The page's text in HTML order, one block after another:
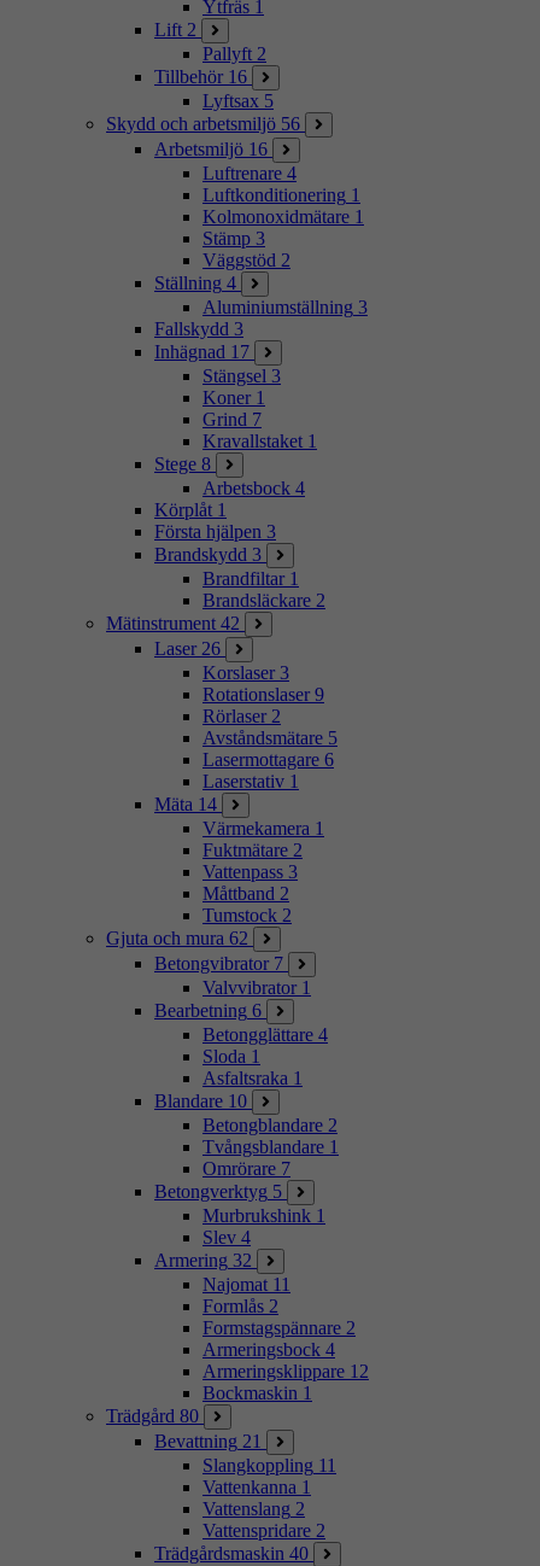
Ytfräs 1
Lift 2
Pallyft 2
Tillbehör 16
Lyftsax 5
Skydd och arbetsmiljö 56
Arbetsmiljö 16
Luftrenare 4
Luftkonditionering 1
Kolmonoxidmätare 1
Stämp 3
Väggstöd 2
Ställning 4
Aluminiumställning 3
Fallskydd 3
Inhägnad 17
Stängsel 3
Koner 1
Grind 7
Kravallstaket 1
Stege 8
Arbetsbock 4
Körplåt 1
Första hjälpen 3
Brandskydd 3
Brandfiltar 1
Brandsläckare 2
Mätinstrument 42
Laser 26
Korslaser 3
Rotationslaser 9
Rörlaser 2
Avståndsmätare 5
Lasermottagare 6
Laserstativ 1
Mäta 14
Värmekamera 1
Fuktmätare 2
Vattenpass 3
Måttband 2
Tumstock 2
Gjuta och mura 62
Betongvibrator 7
Valvvibrator 1
Bearbetning 6
Betongglättare 4
Sloda 1
Asfaltsraka 1
Blandare 10
Betongblandare 2
Tvångsblandare 1
Omrörare 7
Betongverktyg 5
Murbrukshink 1
Slev 4
Armering 32
Najomat 11
Formlås 2
Formstagspännare 2
Armeringsbock 4
Armeringsklippare 12
Bockmaskin 1
Trädgård 80
Bevattning 21
Slangkoppling 11
Vattenkanna 1
Vattenslang 2
Vattenspridare 2
Trädgårdsmaskin 40